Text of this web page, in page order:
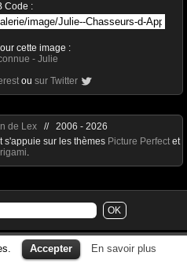
Code :
cette image :
- Julie
ou sur Twitter
Accepter En savoir plus
de Lex// 2006 - 2026
s'appuie sur les thèmes Picture Perfect et
.